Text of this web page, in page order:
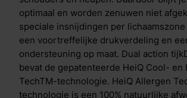
De&nbsp;Aqua Coating&nbsp;is een
coating bovenop de traagschuim
coating heeft een krachtig verkoelend
je direct wanneer je het matras
ademend en flexibel, waardoor je
Door het toevoegen van deze laag ben
van de juiste temperatuur gedurende
optimaal en worden zenuwen niet
speciale insnijdingen per
een voortreffelijke drukverdeling en
ondersteuning op maat. Dual action
bevat de gepatenteerde HeiQ Cool- en
TechTM-technologie. HeiQ Allergen
technologie is een 100% natuurlijke